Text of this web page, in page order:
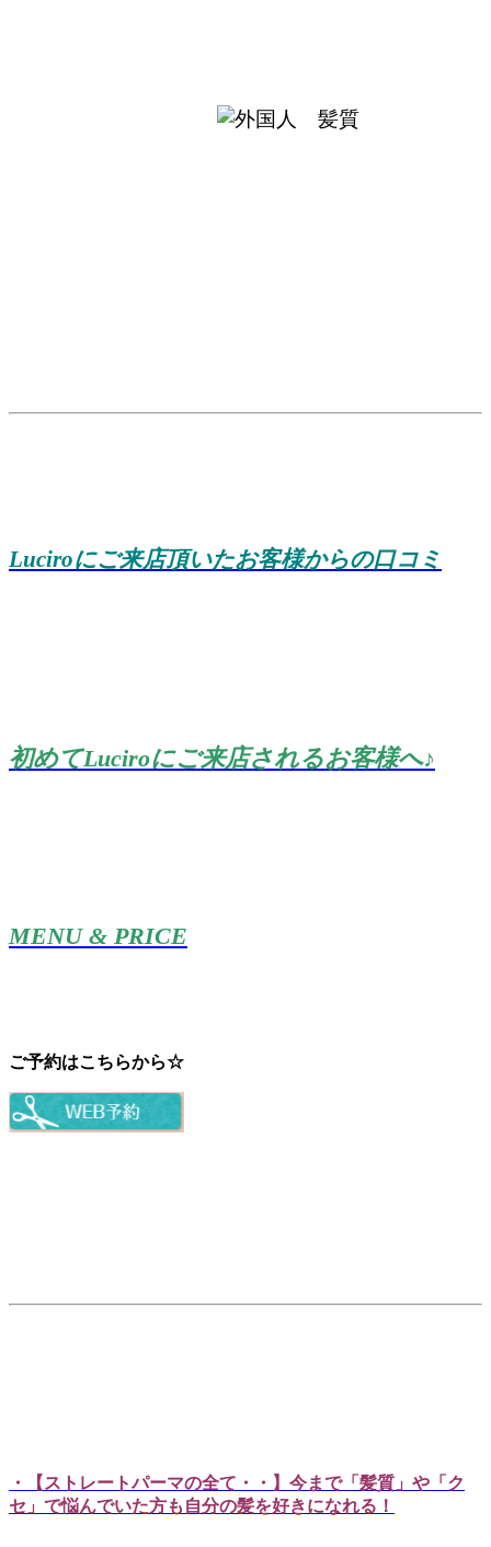
Luciroにご来店頂いたお客様からの口コミ
初めてLuciroにご来店されるお客様へ♪
MENU & PRICE
ご予約はこちらから☆
・【ストレートパーマの全て・・】今まで「髪質」や「ク
セ」で悩んでいた方も自分の髪を好きになれる！